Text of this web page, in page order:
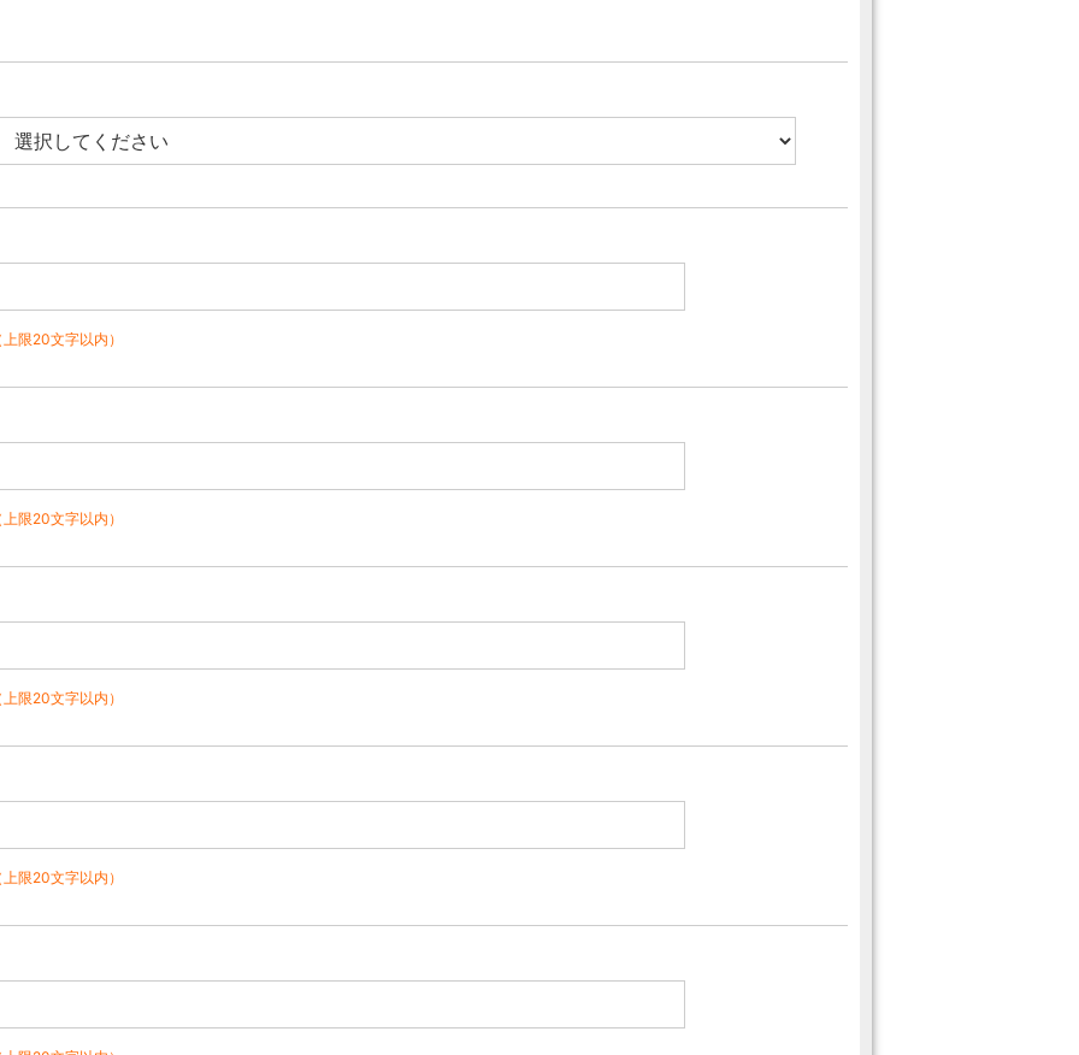
上限20文字以内）
上限20文字以内）
上限20文字以内）
上限20文字以内）